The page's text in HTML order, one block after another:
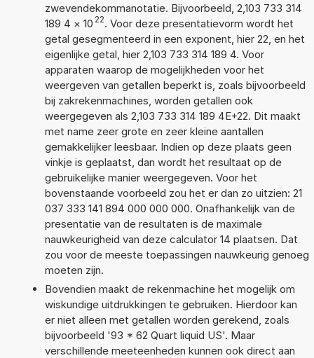
zwevendekommanotatie. Bijvoorbeeld, 2,103 733 314
189 4 × 10 22. Voor deze presentatievorm wordt het
getal gesegmenteerd in een exponent, hier 22, en het
eigenlijke getal, hier 2,103 733 314 189 4. Voor
apparaten waarop de mogelijkheden voor het
weergeven van getallen beperkt is, zoals bijvoorbeeld
bij zakrekenmachines, worden getallen ook
weergegeven als 2,103 733 314 189 4E+22. Dit maakt
met name zeer grote en zeer kleine aantallen
gemakkelijker leesbaar. Indien op deze plaats geen
vinkje is geplaatst, dan wordt het resultaat op de
gebruikelijke manier weergegeven. Voor het
bovenstaande voorbeeld zou het er dan zo uitzien: 21
037 333 141 894 000 000 000. Onafhankelijk van de
presentatie van de resultaten is de maximale
nauwkeurigheid van deze calculator 14 plaatsen. Dat
zou voor de meeste toepassingen nauwkeurig genoeg
moeten zijn.
Bovendien maakt de rekenmachine het mogelijk om
wiskundige uitdrukkingen te gebruiken. Hierdoor kan
er niet alleen met getallen worden gerekend, zoals
bijvoorbeeld '93 * 62 Quart liquid US'. Maar
verschillende meeteenheden kunnen ook direct aan